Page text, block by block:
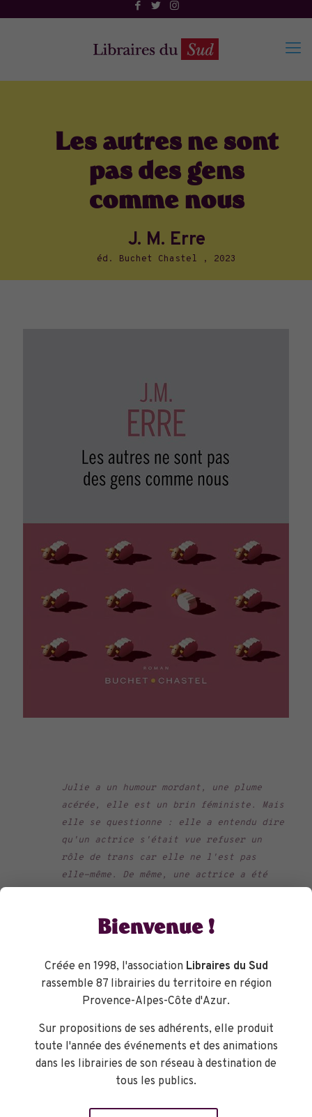
Les autres ne sont
pas des gens
comme nous
J. M. Erre
éd. Buchet Chastel , 2023
Julie a un humour mordant, une plume
acérée, elle est un brin féministe. Mais
elle se questionne : elle a entendu dire
qu'un actrice s'était vue refuser un
rôle de trans car elle ne l'est pas
elle-même. De même, une actrice a été
mexicains alors qu'elle n'est même pas
si elle a le droit d'écrire, étant elle-
même tétraplégique ... Entre la fable
philosophique et le billet d'humeur.
Valette
Bienvenue !
Créée en 1998, l'association Libraires du Sud
rassemble 87 librairies du territoire en région
Provence-Alpes-Côte d'Azur.
Sur propositions de ses adhérents, elle produit
toute l'année des événements et des animations
dans les librairies de son réseau à destination de
tous les publics.